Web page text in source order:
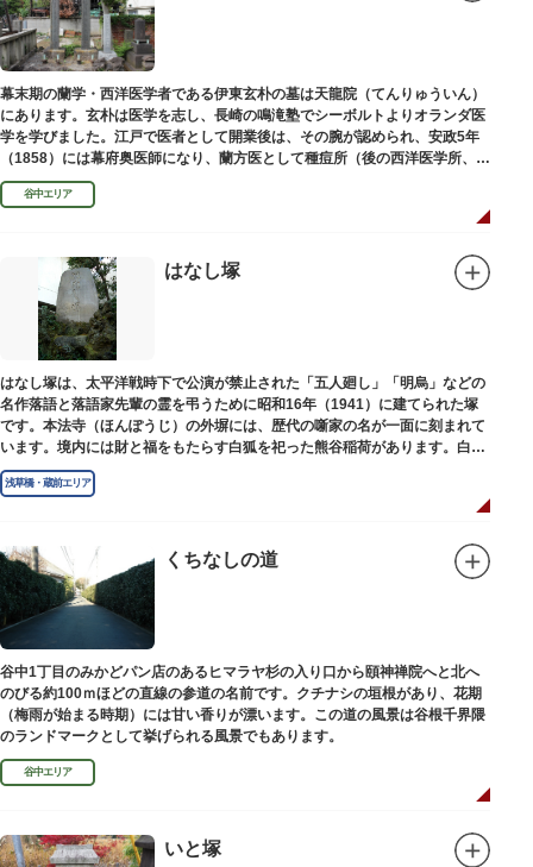
幕末期の蘭学・西洋医学者である伊東玄朴の墓は天龍院（てんりゅういん）
にあります。玄朴は医学を志し、長崎の鳴滝塾でシーボルトよりオランダ医
学を学びました。江戸で医者として開業後は、その腕が認められ、安政5年
（1858）には幕府奥医師になり、蘭方医として種痘所（後の西洋医学所、現
東京大学医学部）の開設などに尽力し、明治4年（1871）72歳で没しまし
た。谷中エリア
はなし塚
はなし塚は、太平洋戦時下で公演が禁止された「五人廻し」「明烏」などの
名作落語と落語家先輩の霊を弔うために昭和16年（1941）に建てられた塚
です。本法寺（ほんぽうじ）の外塀には、歴代の噺家の名が一面に刻まれて
います。境内には財と福をもたらす白狐を祀った熊谷稲荷があります。白狐
を祀った稲荷は全国に2ケ所しかない非常に珍しいものです。
浅草橋・蔵前エリア
くちなしの道
谷中1丁目のみかどパン店のあるヒマラヤ杉の入り口から頤神禅院へと北へ
のびる約100ｍほどの直線の参道の名前です。クチナシの垣根があり、花期
（梅雨が始まる時期）には甘い香りが漂います。この道の風景は谷根千界隈
のランドマークとして挙げられる風景でもあります。
谷中エリア
いと塚